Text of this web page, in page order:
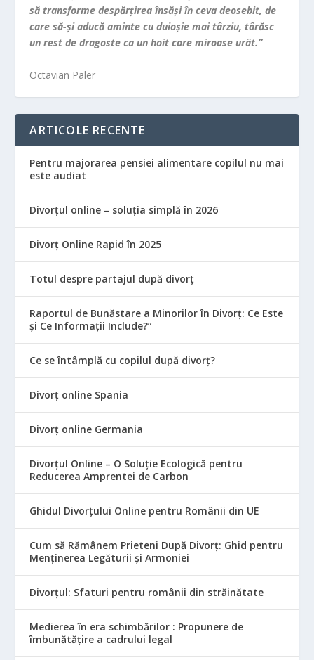
să transforme despărţirea însăşi în ceva deosebit, de
care să-şi aducă aminte cu duioşie mai târziu, târăsc
un rest de dragoste ca un hoit care miroase urât.”
Octavian Paler
ARTICOLE RECENTE
Pentru majorarea pensiei alimentare copilul nu mai
este audiat
Divorțul online – soluția simplă în 2026
Divorț Online Rapid în 2025
Totul despre partajul după divorț
Raportul de Bunăstare a Minorilor în Divorț: Ce Este
și Ce Informații Include?”
Ce se întâmplă cu copilul după divorț?
Divorț online Spania
Divorț online Germania
Divorțul Online – O Soluție Ecologică pentru
Reducerea Amprentei de Carbon
Ghidul Divorțului Online pentru Românii din UE
Cum să Rămânem Prieteni După Divorț: Ghid pentru
Menținerea Legăturii și Armoniei
Divorțul: Sfaturi pentru românii din străinătate
Medierea în era schimbărilor : Propunere de
îmbunătățire a cadrului legal